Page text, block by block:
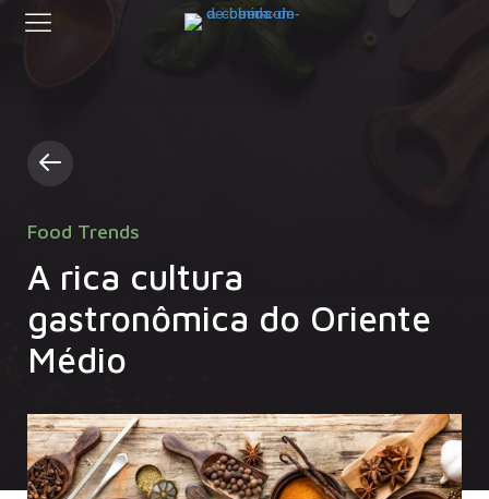
Food Trends
A rica cultura
gastronômica do Oriente
Médio